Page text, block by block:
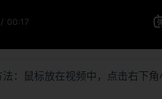
：鼠标放在视频中，点击右下